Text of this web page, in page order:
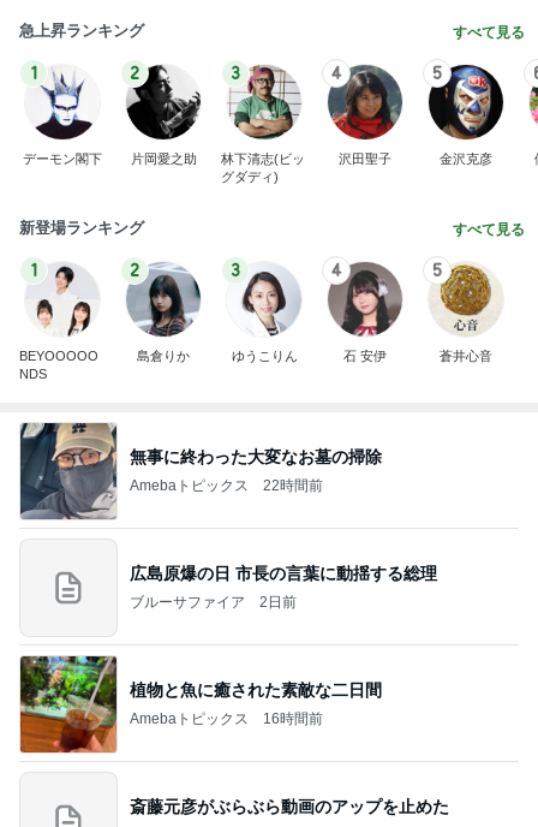
急上昇ランキング すべて見る
1
デーモン閣下
2
片岡愛之助
3
林下清志(ビッ
グダディ)
4
沢田聖子
5
金沢克彦
新登場ランキング すべて見る
1
BEYOOOOO
NDS
2
島倉りか
3
ゆうこりん
4
石 安伊
5
蒼井心音
無事に終わった大変なお墓の掃除
Amebaトピックス 22時間前
広島原爆の日 市長の言葉に動揺する総理
ブルーサファイア 2日前
植物と魚に癒された素敵な二日間
Amebaトピックス 16時間前
斎藤元彦がぶらぶら動画のアップを止めた